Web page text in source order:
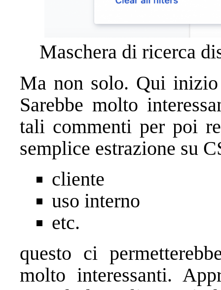
Maschera di ricerca
Ma non solo. Qui
Sarebbe molto
tali commenti per poi
semplice estrazione su
cliente
uso interno
etc.
questo ci
molto interessanti.